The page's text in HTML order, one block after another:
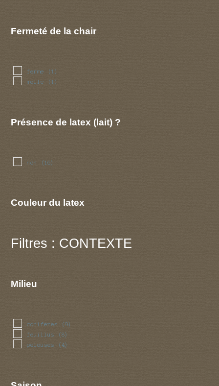
Fermeté de la chair
ferme (1)
molle (1)
Présence de latex (lait) ?
non (16)
Couleur du latex
Filtres : CONTEXTE
Milieu
coniferes (9)
feuillus (8)
pelouses (4)